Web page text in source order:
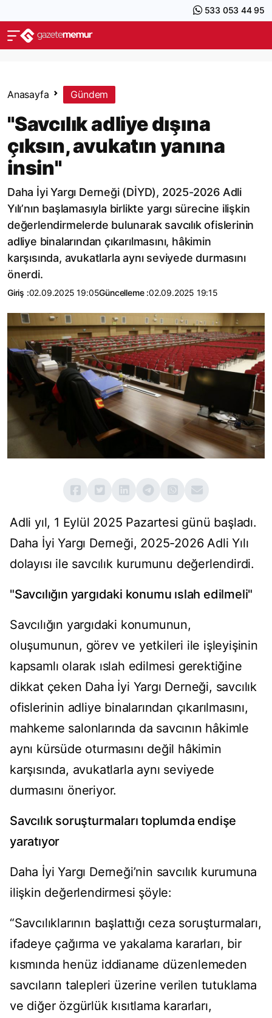
533 053 44 95
Anasayfa Gündem
"Savcılık adliye dışına
çıksın, avukatın yanına
insin"
Daha İyi Yargı Derneği (DİYD), 2025-2026 Adli
Yılı’nın başlamasıyla birlikte yargı sürecine ilişkin
değerlendirmelerde bulunarak savcılık ofislerinin
adliye binalarından çıkarılmasını, hâkimin
karşısında, avukatlarla aynı seviyede durmasını
önerdi.
Giriş :02.09.2025 19:05Güncelleme :02.09.2025 19:15
Adli yıl, 1 Eylül 2025 Pazartesi günü başladı.
Daha İyi Yargı Derneği, 2025-2026 Adli Yılı
dolayısı ile savcılık kurumunu değerlendirdi.
"Savcılığın yargıdaki konumu ıslah edilmeli"
Savcılığın yargıdaki konumunun,
oluşumunun, görev ve yetkileri ile işleyişinin
kapsamlı olarak ıslah edilmesi gerektiğine
dikkat çeken Daha İyi Yargı Derneği, savcılık
ofislerinin adliye binalarından çıkarılmasını,
mahkeme salonlarında da savcının hâkimle
aynı kürsüde oturmasını değil hâkimin
karşısında, avukatlarla aynı seviyede
durmasını öneriyor.
Savcılık soruşturmaları toplumda endişe
yaratıyor
Daha İyi Yargı Derneği’nin savcılık kurumuna
ilişkin değerlendirmesi şöyle:
“Savcılıklarının başlattığı ceza soruşturmaları,
ifadeye çağırma ve yakalama kararları, bir
kısmında henüz iddianame düzenlemeden
savcıların talepleri üzerine verilen tutuklama
ve diğer özgürlük kısıtlama kararları,